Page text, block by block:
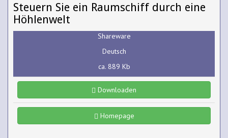
Steuern Sie ein Raumschiff durch eine
Höhlenwelt
Shareware
Deutsch
ca. 889 Kb
Downloaden
Homepage